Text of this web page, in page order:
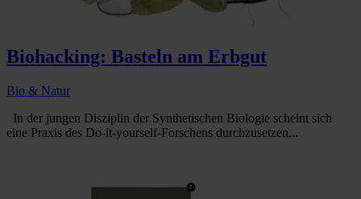
Biohacking: Basteln am Erbgut
Bio & Natur
In der jungen Disziplin der Synthetischen Biologie scheint sich
eine Praxis des Do-it-yourself-Forschens durchzusetzen...